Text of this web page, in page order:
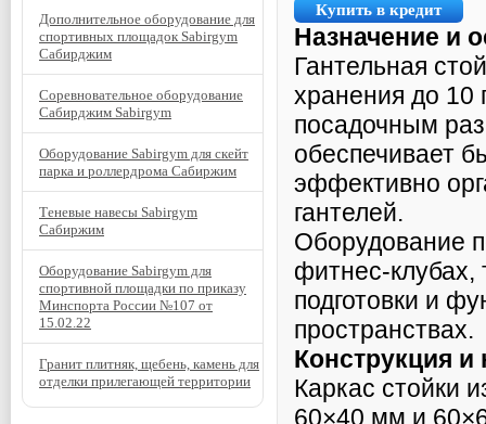
Купить в кредит
Назначение и
Гантельная
хранения до 10
посадочным
обеспечивает
эффективно
гантелей.
Оборудование
фитнес-клубах,
подготовки и
пространствах.
Конструкция и
Каркас стойки
60×40 мм и
Дополнительное оборудование для
спортивных площадок Sabirgym
Сабирджим
Соревновательное оборудование
Сабирджим Sabirgym
Оборудование Sabirgym для скейт
парка и роллердрома Сабиржим
Теневые навесы Sabirgym
Сабиржим
Оборудование Sabirgym для
спортивной площадки по приказу
Минспорта России №107 от
15.02.22
Гранит плитняк, щебень, камень для
отделки прилегающей территории